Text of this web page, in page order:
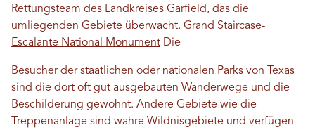
Rettungsteam des Landkreises Garfield, das die
umliegenden Gebiete überwacht. Grand Staircase-
Escalante National Monument Die
Besucher der staatlichen oder nationalen Parks von Texas
sind die dort oft gut ausgebauten Wanderwege und die
Beschilderung gewohnt. Andere Gebiete wie die
Treppenanlage sind wahre Wildnisgebiete und verfügen